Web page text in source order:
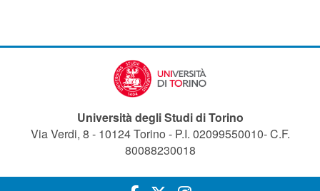
Università degli Studi di Torino
Via Verdi, 8 - 10124 Torino - P.I. 02099550010- C.F.
80088230018